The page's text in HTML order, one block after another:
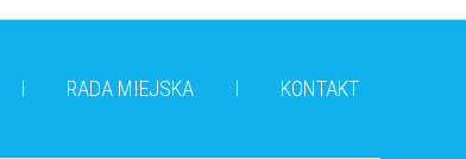
RADA MIEJSKA KONTAKT